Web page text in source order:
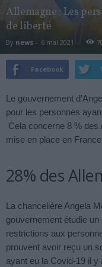
Allemagne : Les
de liberté
By news - 6 mai 2021
Facebook
Le gouvernement
pour les personnes
Cela concerne 8 %
mise en place en
28% des
La chancelière Angela
gouvernement étudie
restrictions aux
prouvent avoir reçu un
ayant eu la Covid-19 il